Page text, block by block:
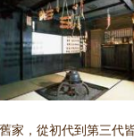
家，從初代到第三代